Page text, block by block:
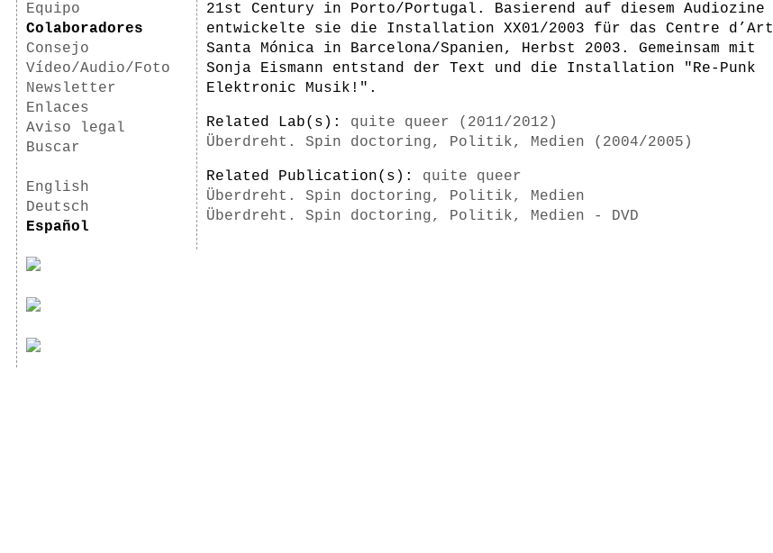
Equipo
Colaboradores
Consejo
Vídeo/Audio/Foto
Newsletter
Enlaces
Aviso legal
Buscar
English
Deutsch
Español
21st Century in Porto/Portugal. Basierend auf diesem Audiozine
entwickelte sie die Installation XX01/2003 für das Centre d’Art
Santa Mónica in Barcelona/Spanien, Herbst 2003. Gemeinsam mit
Sonja Eismann entstand der Text und die Installation "Re-Punk
Elektronic Musik!".
Related Lab(s): quite queer (2011/2012)
Überdreht. Spin doctoring, Politik, Medien (2004/2005)
Related Publication(s): quite queer
Überdreht. Spin doctoring, Politik, Medien
Überdreht. Spin doctoring, Politik, Medien - DVD